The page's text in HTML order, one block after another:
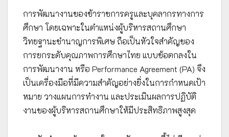
การพัฒนางานของข้าราชการครูและบุคลากรทางการ
ศึกษา โดยเฉพาะในตำแหน่งผู้บริหารสถานศึกษา
วิทยฐานะชำนาญการพิเศษ ถือเป็นหัวใจสำคัญของ
การยกระดับคุณภาพการศึกษาไทย แบบข้อตกลงใน
การพัฒนางาน หรือ Performance Agreement (PA) จึง
เป็นเครื่องมือที่มีความสำคัญอย่างยิ่งในการกำหนดเป้า
หมาย วางแผนการทำงาน และประเมินผลการปฏิบัติ
งานของผู้บริหารสถานศึกษาให้มีประสิทธิภาพสูงสุด